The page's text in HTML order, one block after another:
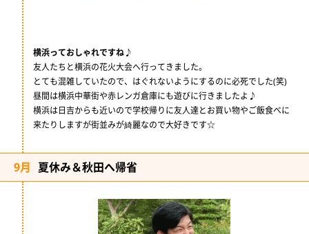
横浜っておしゃれですね♪
友人たちと横浜の花火大会へ行ってきました。
とても混雑していたので、はぐれないようにするのに必死でした(笑)
昼間は横浜中華街や赤レンガ倉庫にも遊びに行きましたよ♪
横浜は日吉からも近いので学校帰りに友人達とお買い物やご飯食べに
来たりしますが街並みが綺麗なので大好きです☆
9月 夏休み＆秋田へ帰省